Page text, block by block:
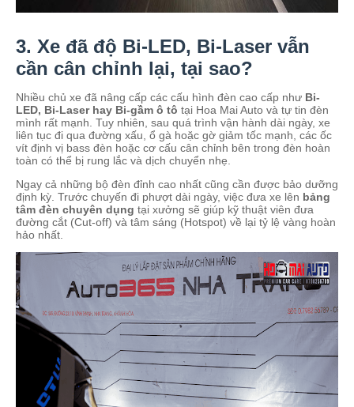
3. Xe đã độ Bi-LED, Bi-Laser vẫn
cần cân chỉnh lại, tại sao?
Nhiều chủ xe đã nâng cấp các cấu hình đèn cao cấp như Bi-
LED, Bi-Laser hay Bi-gầm ô tô tại Hoa Mai Auto và tự tin đèn
mình rất mạnh. Tuy nhiên, sau quá trình vận hành dài ngày, xe
liên tục đi qua đường xấu, ổ gà hoặc gờ giảm tốc mạnh, các ốc
vít định vị bass đèn hoặc cơ cấu cân chỉnh bên trong đèn hoàn
toàn có thể bị rung lắc và dịch chuyển nhẹ.
Ngay cả những bộ đèn đỉnh cao nhất cũng cần được bảo dưỡng
định kỳ. Trước chuyến đi phượt dài ngày, việc đưa xe lên bảng
tâm đèn chuyên dụng tại xưởng sẽ giúp kỹ thuật viên đưa
đường cắt (Cut-off) và tâm sáng (Hotspot) về lại tỷ lệ vàng hoàn
hảo nhất.